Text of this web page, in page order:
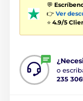
💬
👉 Ver
⭐ 4.9/5
o
235